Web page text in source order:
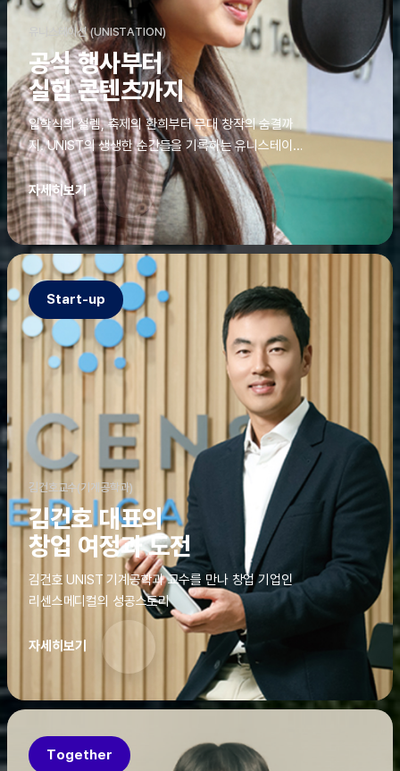
유니스테이션 (UNISTATION)
공식 행사부터
실험 콘텐츠까지
입학식의 설렘, 축제의 환희부터 무대 창작의 숨결까
지. UNIST의 생생한 순간들을 기록하는 유니스테이션
에는 청춘의 열정과 땀이 고스란히 쌓여 있었다. 그 기
록을 위해 편집실은 밤새 불을 밝히기도, 국원들은 소
파에 몸을 떨군 채 쪽잠을 자기도 한다. 이렇듯, 유니스
테이션의 성실한 기록이 있어, UNIST의 이야기는 오
늘도 새로운 빛으로 반짝일 수 있다.
자세히보기
Start-up
김건호교수(기계공학과)
김건호 대표의
창업 여정과 도전
김건호 UNIST 기계공학과 교수를 만나 창업 기업인
리센스메디컬의 성공스토리
자세히보기
Together